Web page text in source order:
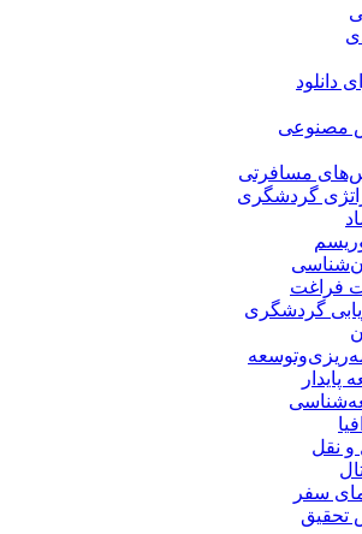
دانلود
مصنوعی
مسافرتی
گردشگری
فراغت
گردشگری
پایدار
نقل
سفر
تحقیق